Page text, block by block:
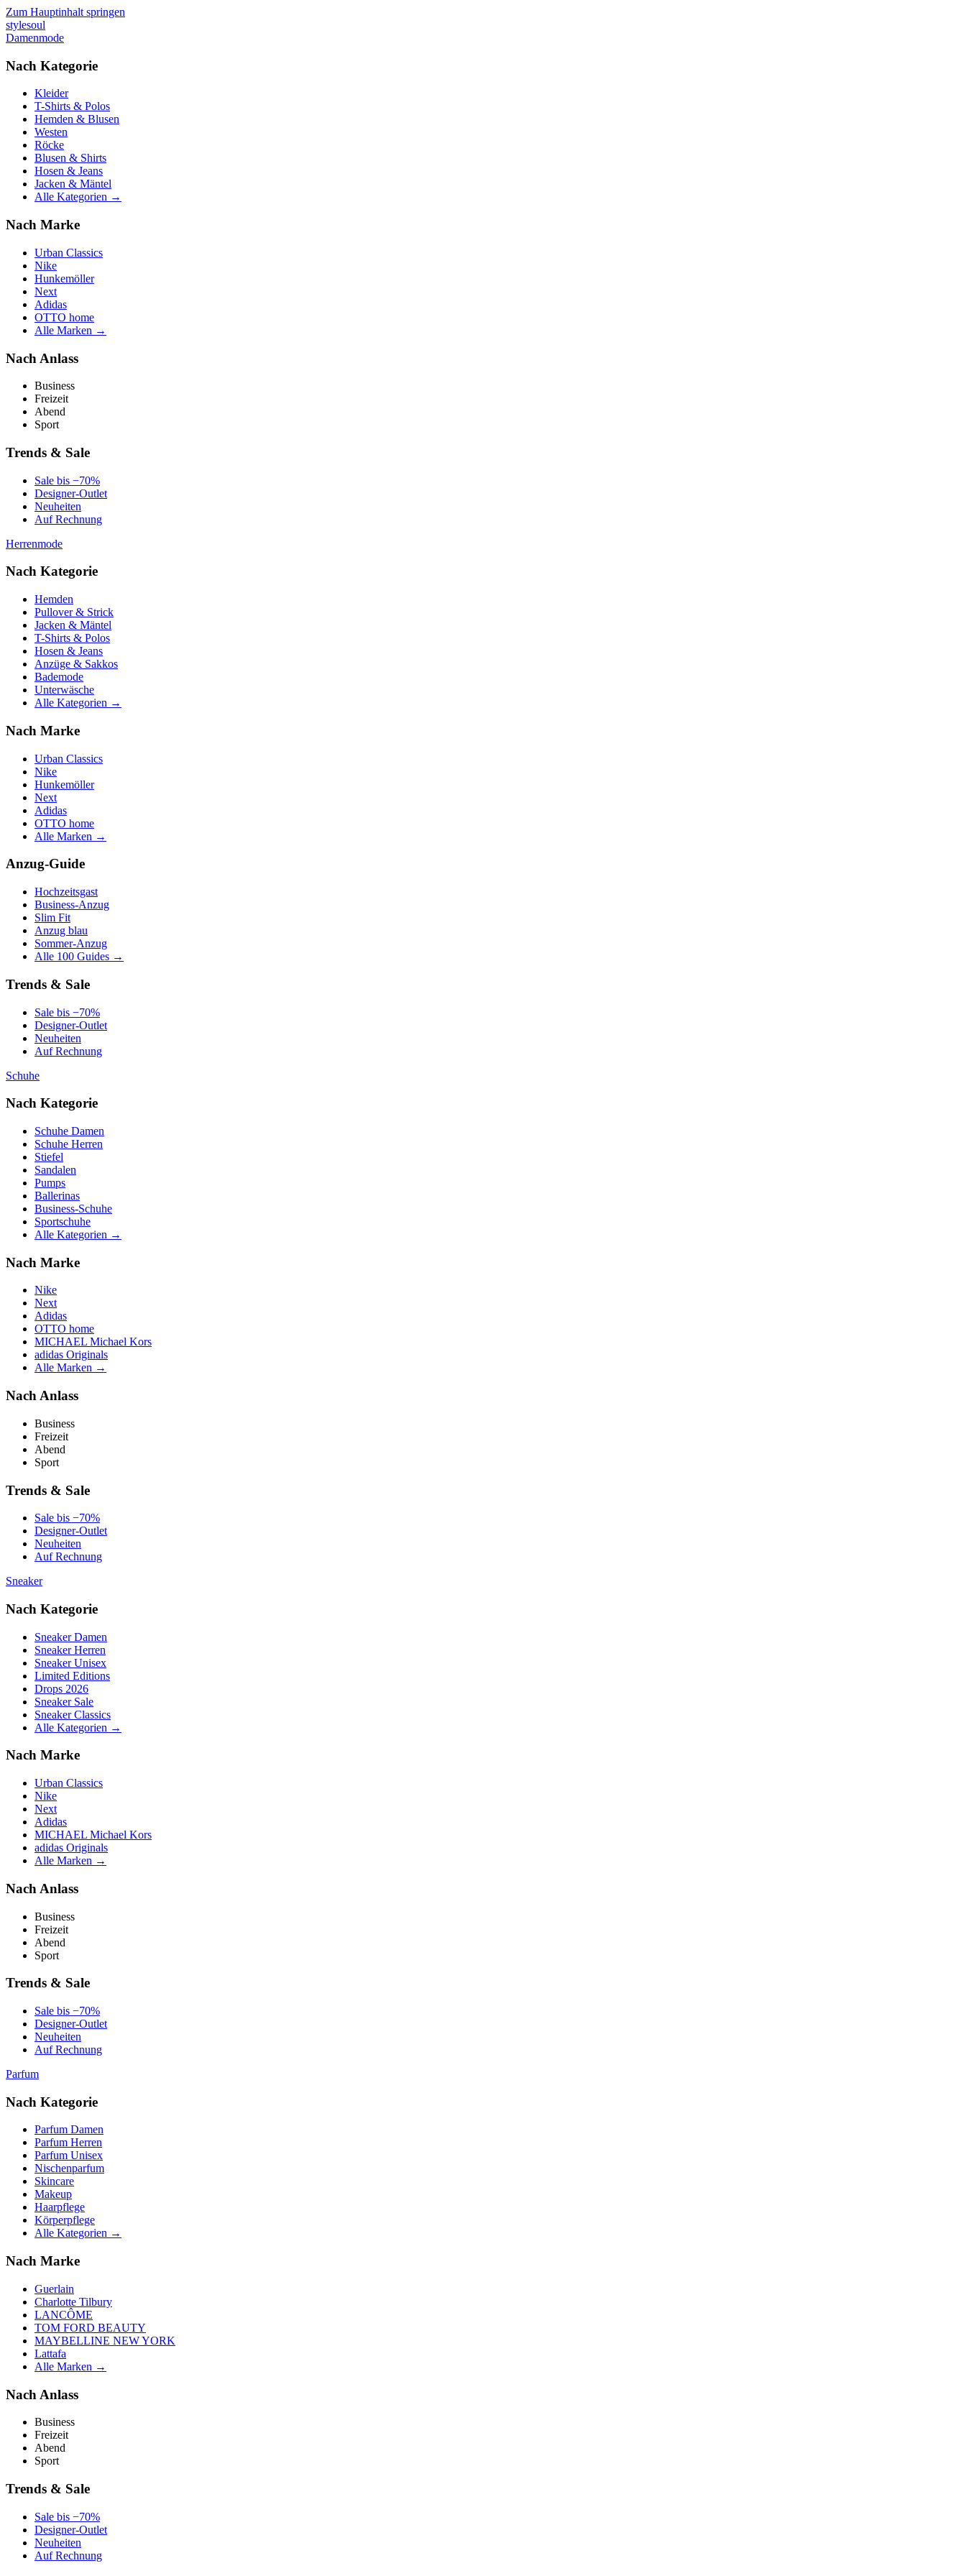
Zum Hauptinhalt springen
stylesoul
Damenmode
Nach Kategorie
Kleider
T-Shirts & Polos
Hemden & Blusen
Westen
Röcke
Blusen & Shirts
Hosen & Jeans
Jacken & Mäntel
Alle Kategorien →
Nach Marke
Urban Classics
Nike
Hunkemöller
Next
Adidas
OTTO home
Alle Marken →
Nach Anlass
Business
Freizeit
Abend
Sport
Trends & Sale
Sale bis −70%
Designer-Outlet
Neuheiten
Auf Rechnung
Herrenmode
Nach Kategorie
Hemden
Pullover & Strick
Jacken & Mäntel
T-Shirts & Polos
Hosen & Jeans
Anzüge & Sakkos
Bademode
Unterwäsche
Alle Kategorien →
Nach Marke
Urban Classics
Nike
Hunkemöller
Next
Adidas
OTTO home
Alle Marken →
Anzug-Guide
Hochzeitsgast
Business-Anzug
Slim Fit
Anzug blau
Sommer-Anzug
Alle 100 Guides →
Trends & Sale
Sale bis −70%
Designer-Outlet
Neuheiten
Auf Rechnung
Schuhe
Nach Kategorie
Schuhe Damen
Schuhe Herren
Stiefel
Sandalen
Pumps
Ballerinas
Business-Schuhe
Sportschuhe
Alle Kategorien →
Nach Marke
Nike
Next
Adidas
OTTO home
MICHAEL Michael Kors
adidas Originals
Alle Marken →
Nach Anlass
Business
Freizeit
Abend
Sport
Trends & Sale
Sale bis −70%
Designer-Outlet
Neuheiten
Auf Rechnung
Sneaker
Nach Kategorie
Sneaker Damen
Sneaker Herren
Sneaker Unisex
Limited Editions
Drops 2026
Sneaker Sale
Sneaker Classics
Alle Kategorien →
Nach Marke
Urban Classics
Nike
Next
Adidas
MICHAEL Michael Kors
adidas Originals
Alle Marken →
Nach Anlass
Business
Freizeit
Abend
Sport
Trends & Sale
Sale bis −70%
Designer-Outlet
Neuheiten
Auf Rechnung
Parfum
Nach Kategorie
Parfum Damen
Parfum Herren
Parfum Unisex
Nischenparfum
Skincare
Makeup
Haarpflege
Körperpflege
Alle Kategorien →
Nach Marke
Guerlain
Charlotte Tilbury
LANCÔME
TOM FORD BEAUTY
MAYBELLINE NEW YORK
Lattafa
Alle Marken →
Nach Anlass
Business
Freizeit
Abend
Sport
Trends & Sale
Sale bis −70%
Designer-Outlet
Neuheiten
Auf Rechnung